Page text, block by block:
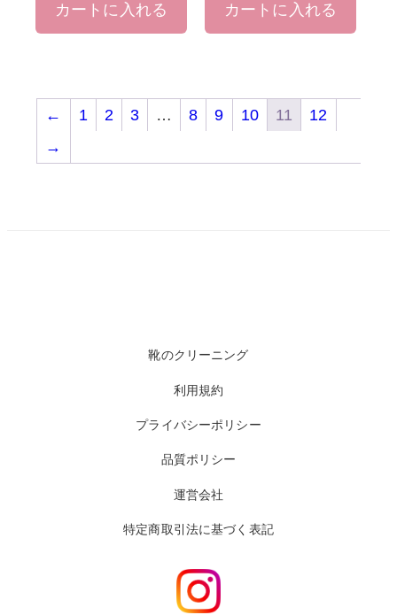
カートに入れる カートに入れる
← 1 2 3 … 8 9 10 11
12
→
靴のクリーニング
利用規約
プライバシーポリシー
品質ポリシー
運営会社
特定商取引法に基づく表記